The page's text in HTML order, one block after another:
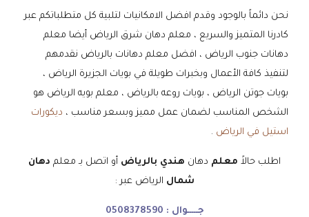
نحن دائماً بالوجود وقدم افضل الامكانيات لتلبية كل متطلباتكم عبر
كادرنا المتميز والسريع ، معلم دهان شرق الرياض أيضا معلم
دهانات جنوب الرياض ، افضل معلم دهانات بالرياض نقدمهم
لتنفيذ كافة الأعمال وبخبرات طويلة في بويات الجزيرة الرياض ،
بويات جوتن الرياض ، بويات روعه بالرياض ، معلم بويه الرياض هو
الشخص المناسب لضمان عمل مميز وبسعر مناسب ، ديكورات
استيل في الرياض .
اطلب حالاً معلم دهان هندي بالرياض أو اتصل بـ معلم دهان
شمال الرياض عبر :
جـــــوال : 0508378590